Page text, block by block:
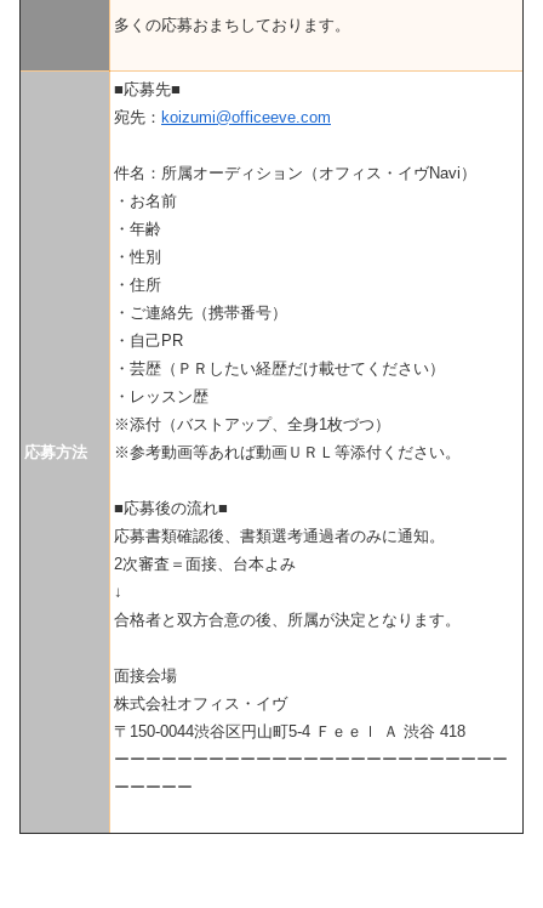
多くの応募おまちしております。
応募方法
■応募先■
宛先： koizumi@officeeve.com
件名：所属オーディション（オフィス・イヴNavi）
・お名前
・年齢
・性別
・住所
・ご連絡先（携帯番号）
・自己PR
・芸歴（ＰＲしたい経歴だけ載せてください）
・レッスン歴
※添付（バストアップ、全身1枚づつ）
※参考動画等あれば動画ＵＲＬ等添付ください。
■応募後の流れ■
応募書類確認後、書類選考通過者のみに通知。
2次審査＝面接、台本よみ
↓
合格者と双方合意の後、所属が決定となります。
面接会場
株式会社オフィス・イヴ
〒150-0044渋谷区円山町5-4 Ｆｅｅｌ Ａ 渋谷 418
ーーーーーーーーーーーーーーーーーーーーーーーーー
ーーーーー